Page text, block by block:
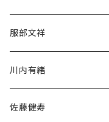
服部文祥
川内有緒
佐藤健寿